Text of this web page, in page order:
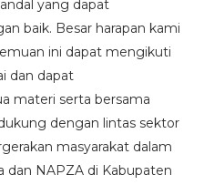
yang dapat
baik. Besar harapan kami
ini dapat mengikuti
dan dapat
materi serta bersama
dengan lintas sektor
masyarakat dalam
dan NAPZA di Kabupaten